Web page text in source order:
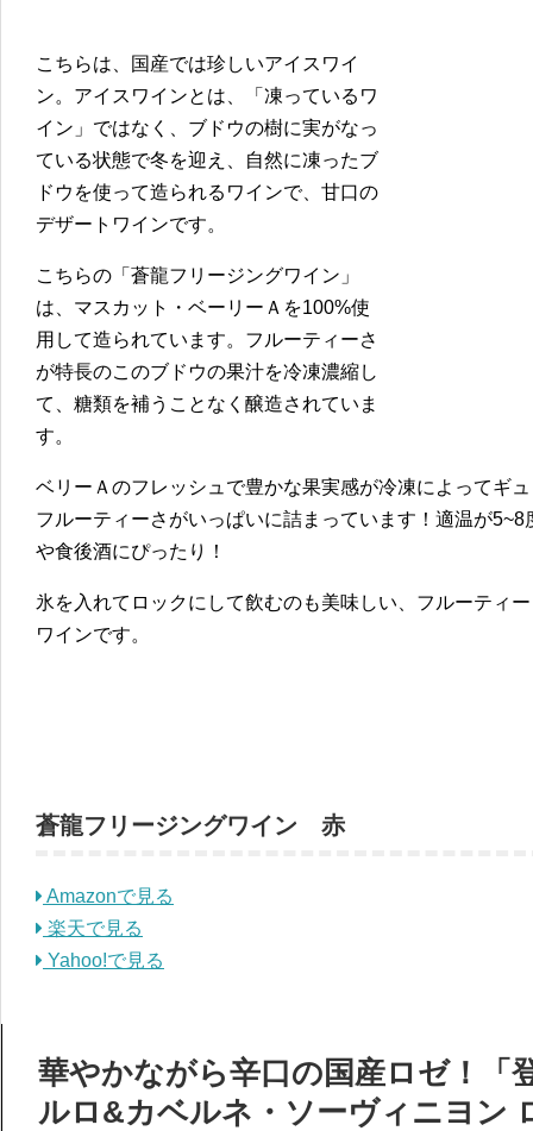
こちらは、国産では珍しいアイスワイ
ン。アイスワインとは、「凍っているワ
イン」ではなく、ブドウの樹に実がなっ
ている状態で冬を迎え、自然に凍ったブ
ドウを使って造られるワインで、甘口の
デザートワインです。
こちらの「蒼龍フリージングワイン」
は、マスカット・ベーリーＡを100%使
用して造られています。フルーティーさ
が特長のこのブドウの果汁を冷凍濃縮し
て、糖類を補うことなく醸造されていま
す。
ベリーＡのフレッシュで豊かな果実感が冷凍によってギ
フルーティーさがいっぱいに詰まっています！適温が
や食後酒にぴったり！
氷を入れてロックにして飲むのも美味しい、フルーティ
ワインです。
蒼龍フリージングワイン 赤
Amazonで見る
楽天で見る
Yahoo!で見る
華やかながら辛口の国産ロゼ！「
ルロ&カベルネ・ソーヴィニヨン